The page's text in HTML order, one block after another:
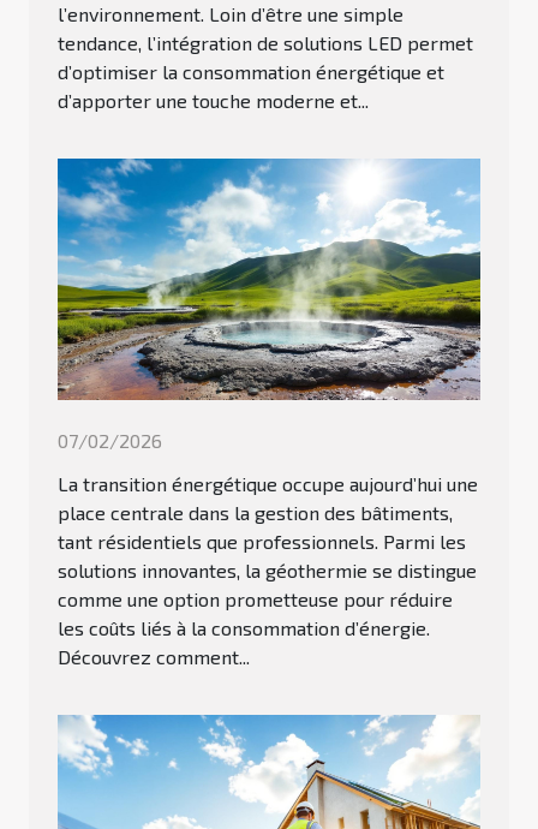
l’environnement. Loin d’être une simple
tendance, l’intégration de solutions LED permet
d’optimiser la consommation énergétique et
d’apporter une touche moderne et...
07/02/2026
La transition énergétique occupe aujourd’hui une
place centrale dans la gestion des bâtiments,
tant résidentiels que professionnels. Parmi les
solutions innovantes, la géothermie se distingue
comme une option prometteuse pour réduire
les coûts liés à la consommation d’énergie.
Découvrez comment...